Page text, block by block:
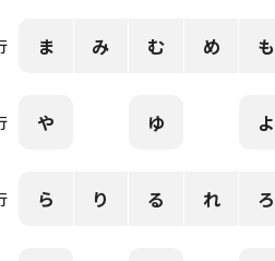
ま み む め も
や ゆ よ
ら り る れ ろ